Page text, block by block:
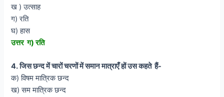
ख ) उत्साह
ग) रति
घ) हास
उत्तर ग) रति
4. जिस छन्द में चारों चरणों में समान मात्राएँ हों उस कहते हैं-
क) विषम मात्रिक छन्द
ख) सम मात्रिक छन्द